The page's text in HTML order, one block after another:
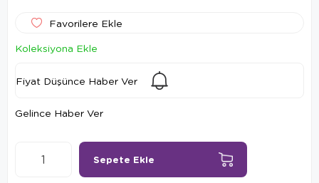
Favorilere Ekle
Koleksiyona Ekle
Fiyat Düşünce Haber Ver
Gelince Haber Ver